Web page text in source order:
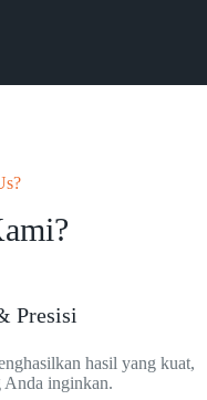
Presisi
hasil yang kuat,
Anda inginkan.